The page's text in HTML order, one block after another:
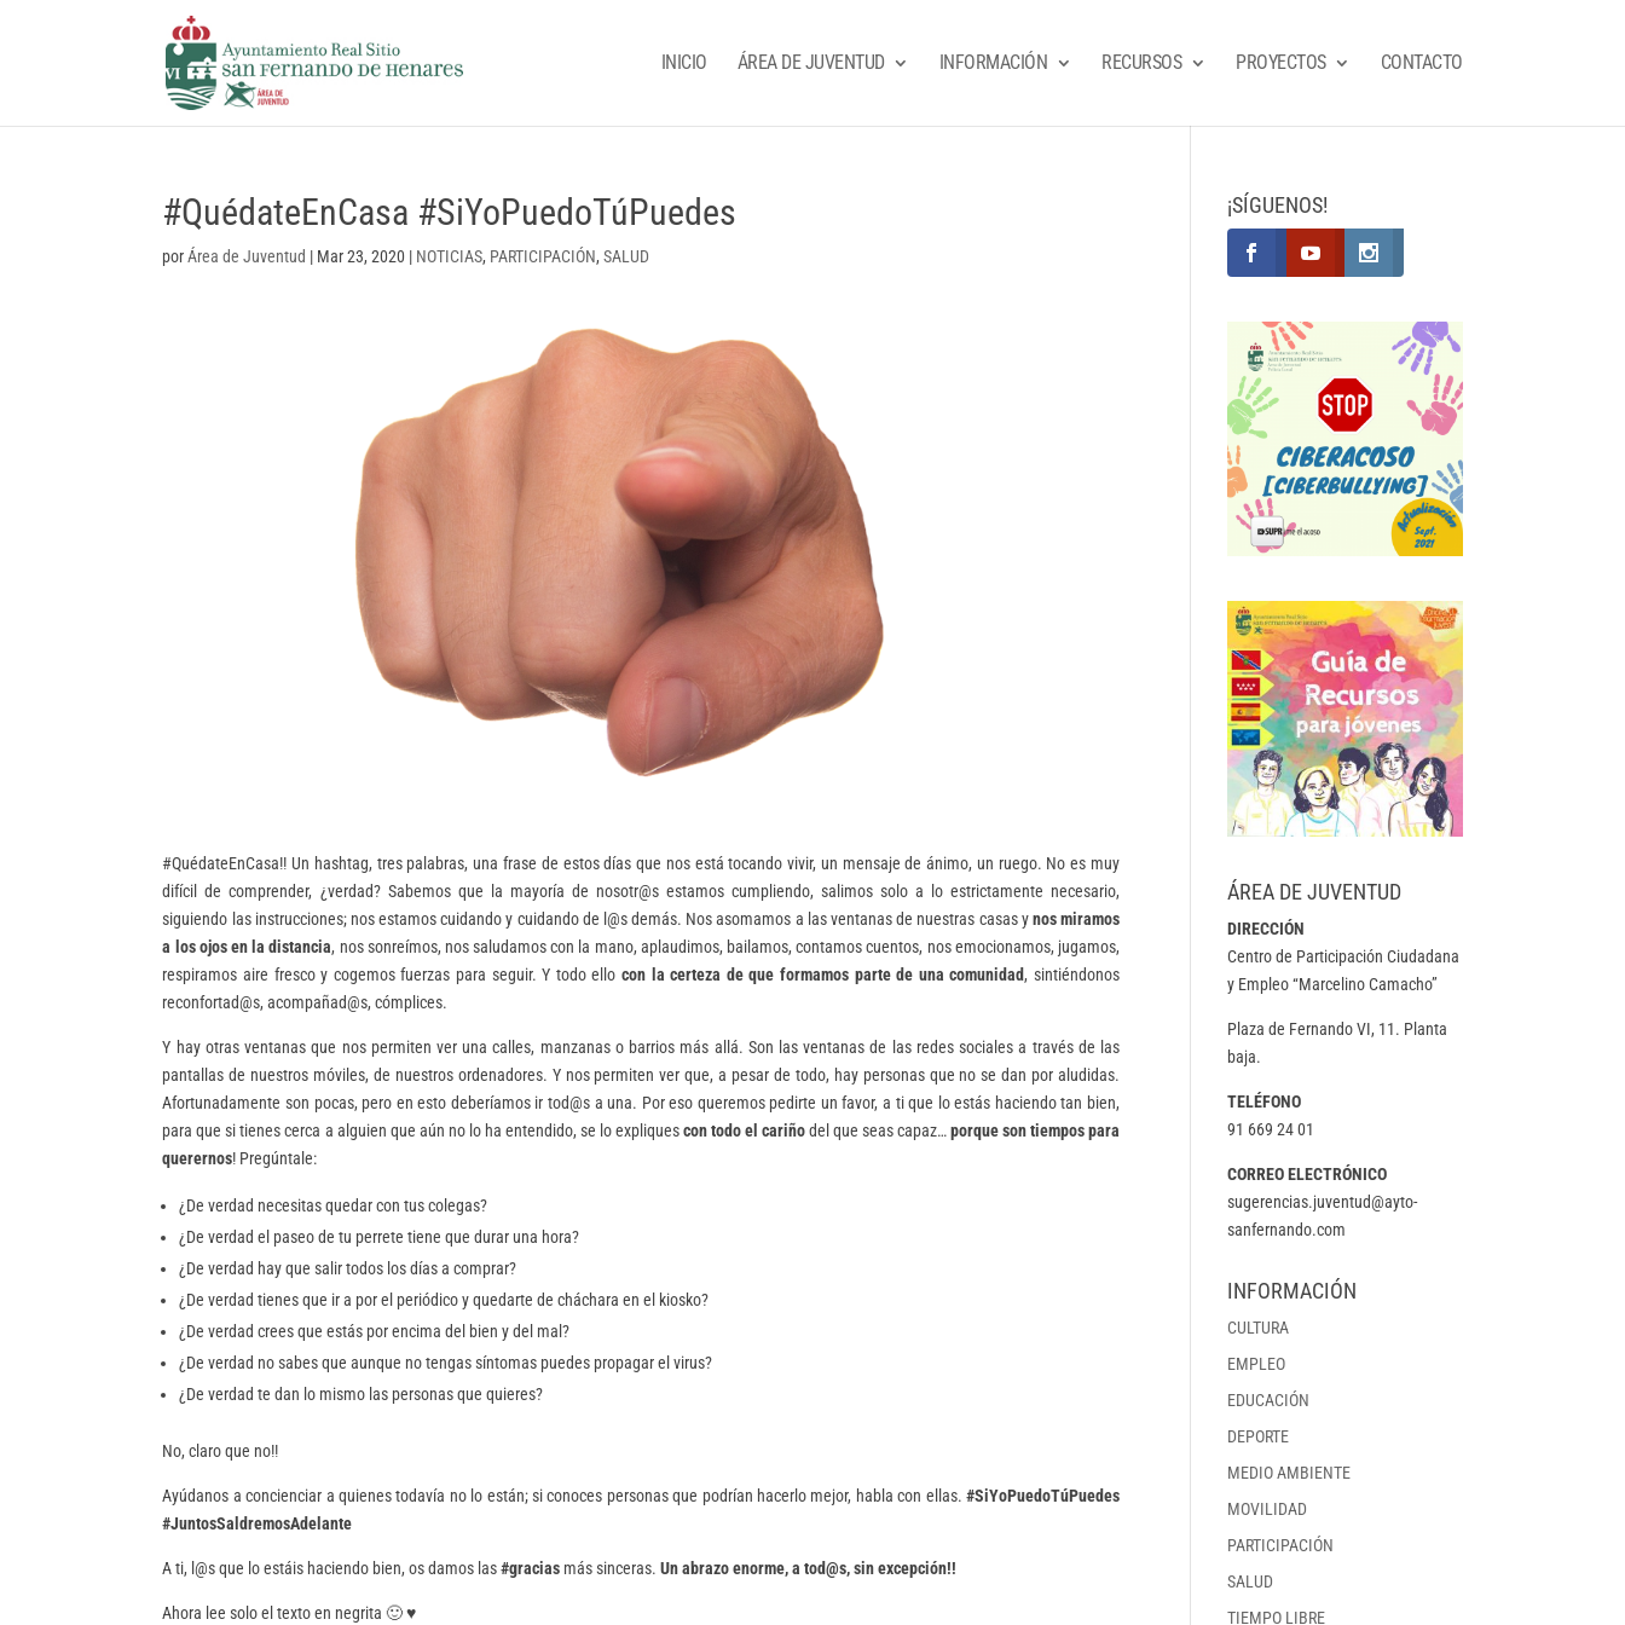
INICIO ÁREA DE JUVENTUD INFORMACIÓN RECURSOS PROYECTOS CONTACTO
#QuédateEnCasa #SiYoPuedoTúPuedes
porÁrea de Juventud | Mar 23, 2020 | NOTICIAS, PARTICIPACIÓN,SALUD
#QuédateEnCasa!! Un hashtag, tres palabras, una frase de estos días que nos está tocando vivir, un mensaje de ánimo, un ruego. No es muy
difícil de comprender, ¿verdad? Sabemos que la mayoría de nosotr@s estamos cumpliendo, salimos solo a lo estrictamente necesario,
siguiendo las instrucciones; nos estamos cuidando y cuidando de l@s demás. Nos asomamos a las ventanas de nuestras casas ynos miramos
a los ojos en la distancia, nos sonreímos, nos saludamos con la mano, aplaudimos, bailamos, contamos cuentos, nos emocionamos, jugamos,
respiramos aire fresco y cogemos fuerzas para seguir. Y todo ellocon la certeza de que formamos parte de una comunidad, sintiéndonos
reconfortad@s, acompañad@s, cómplices.
Y hay otras ventanas que nos permiten ver una calles, manzanas o barrios más allá. Son las ventanas de las redes sociales a través de las
pantallas de nuestros móviles, de nuestros ordenadores. Y nos permiten ver que, a pesar de todo, hay personas que no se dan por aludidas.
Afortunadamente son pocas, pero en esto deberíamos ir tod@s a una. Por eso queremos pedirte un favor, a ti que lo estás haciendo tan bien,
para que si tienes cerca a alguien que aún no lo ha entendido, se lo expliquescon todo el cariñodel que seas capaz…porque son tiempos para
querernos! Pregúntale:
¿De verdad necesitas quedar con tus colegas?
¿De verdad el paseo de tu perrete tiene que durar una hora?
¿De verdad hay que salir todos los días a comprar?
¿De verdad tienes que ir a por el periódico y quedarte de cháchara en el kiosko?
¿De verdad crees que estás por encima del bien y del mal?
¿De verdad no sabes que aunque no tengas síntomas puedes propagar el virus?
¿De verdad te dan lo mismo las personas que quieres?
No, claro que no!!
Ayúdanos a concienciar a quienes todavía no lo están; si conoces personas que podrían hacerlo mejor, habla con ellas.#SiYoPuedoTúPuedes
#JuntosSaldremosAdelante
A ti, l@s que lo estáis haciendo bien, os damos las#gracias más sinceras.Un abrazo enorme, a tod@s, sin excepción!!
Ahora lee solo el texto en negrita 🙂♥
¡SÍGUENOS!
ÁREA DE JUVENTUD
DIRECCIÓN
Centro de Participación Ciudadana
y Empleo “Marcelino Camacho”
Plaza de Fernando VI, 11. Planta
baja.
TELÉFONO
91 669 24 01
CORREO ELECTRÓNICO
sugerencias.juventud@ayto-
sanfernando.com
INFORMACIÓN
CULTURA
EMPLEO
EDUCACIÓN
DEPORTE
MEDIO AMBIENTE
MOVILIDAD
PARTICIPACIÓN
SALUD
TIEMPO LIBRE